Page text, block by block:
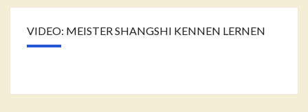
VIDEO: MEISTER SHANGSHI KENNEN LERNEN